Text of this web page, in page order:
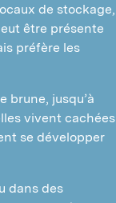
de stockage,
être présente
préfère les
brune, jusqu’à
vivent cachées
se développer
dans des